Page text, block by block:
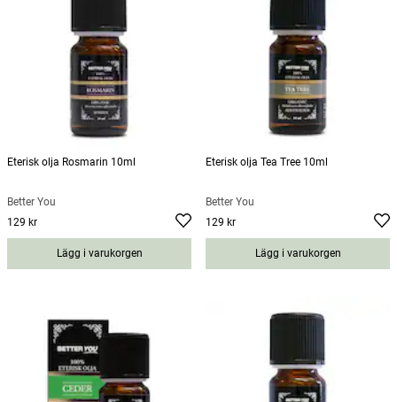
Eterisk olja Rosmarin 10ml
Better You
Pris:
129 kr
Lägg i varukorgen
Eterisk olja Tea Tree 10ml
Better You
Pris:
129 kr
Lägg i varukorgen